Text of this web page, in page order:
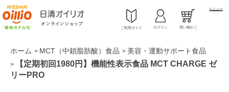
ご利用ガイド ログイン 買い物かご
メニュー
ホーム > MCT（中鎖脂肪酸）食品 > 美容・運動サポート食品
>
【定期初回1980円】機能性表示食品 MCT CHARGE ゼ
リーPRO